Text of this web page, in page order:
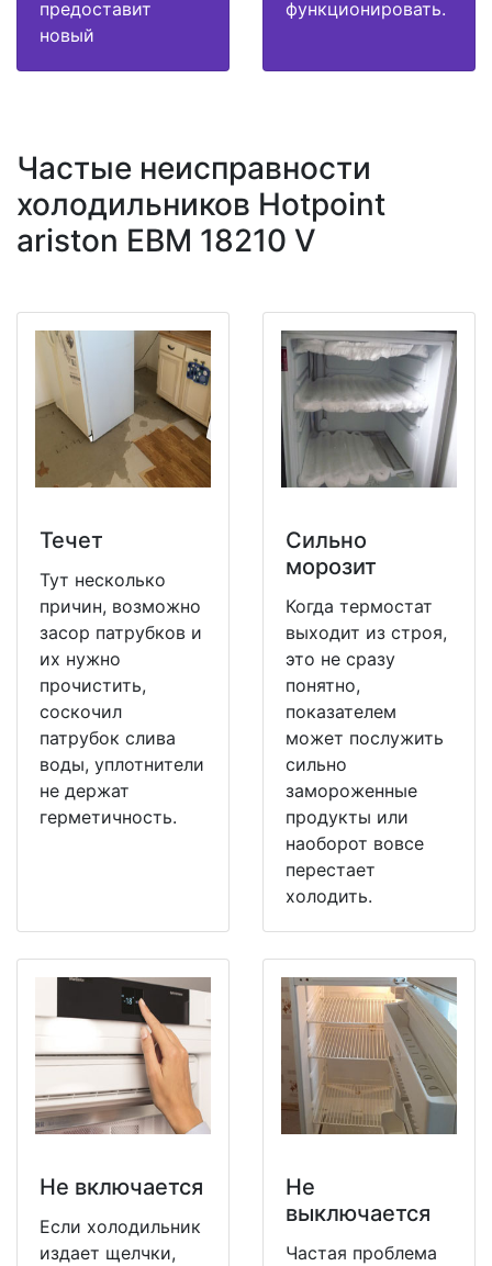
предоставит
новый
функционировать.
Частые неисправности
холодильников Hotpoint
ariston EBM 18210 V
Течет
Тут несколько
причин, возможно
засор патрубков и
их нужно
прочистить,
соскочил
патрубок слива
воды, уплотнители
не держат
герметичность.
Сильно
морозит
Когда термостат
выходит из строя,
это не сразу
понятно,
показателем
может послужить
сильно
замороженные
продукты или
наоборот вовсе
перестает
холодить.
Не включается
Если холодильник
издает щелчки,
Не
выключается
Частая проблема